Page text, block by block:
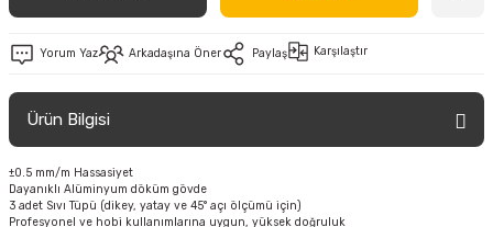
Yorum Yaz Arkadaşına Öner Paylaş Karşılaştır
Ürün Bilgisi
±0.5 mm/m Hassasiyet
Dayanıklı Alüminyum döküm gövde
3 adet Sıvı Tüpü (dikey, yatay ve 45° açı ölçümü için)
Profesyonel ve hobi kullanımlarına uygun, yüksek doğruluk